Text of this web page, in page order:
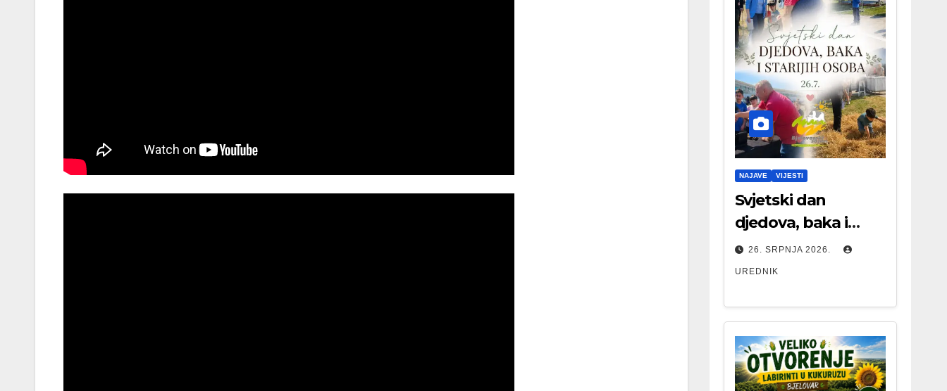
NAJAVE VIJESTI
Svjetski dan
djedova, baka i
starijih osoba
26. SRPNJA 2026.
UREDNIK